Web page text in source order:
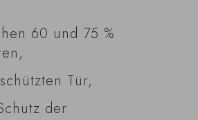
60 und 75 %
Tür,
der